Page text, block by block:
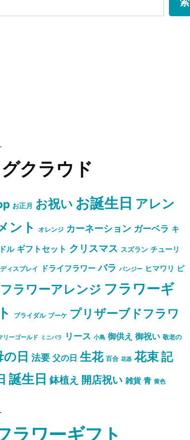
クラウド
お正月 お祝い お誕生日 アレン
ント
オレンジ カーネーション ガーベラ キ
ル ギフトセット クリスマス スズラン チューリ
ディスプレイ ドライフラワー バラ パンジー ヒマワリ ピ
フラワーアレンジ フラワーギ
ブライダル ブーケ プリザーブドフラワ
リーゴールド ミニバラ リース 小鳥 御供え 御祝い 敬老の
の日 法要 父の日 生花 百合 花器 花束記
誕生日 鉢植え 開店祝い 雑貨 青 黄色
ラワーギフト